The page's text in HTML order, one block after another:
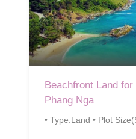
Beachfront Land
Phang Nga
• Type:Land • Plot